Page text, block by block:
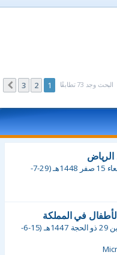
ح
البحث وجد 73 تطابقًا 1
2
3 التالي
الأربعاء 15 صفر 1448هـ (29-7-
في المملكة
الاثنين 29 ذو الحجة 1447هـ (15-6-